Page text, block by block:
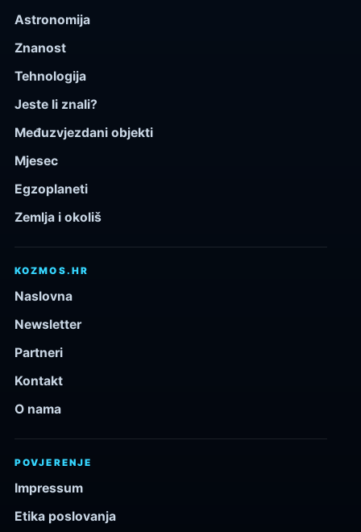
Astronomija
Znanost
Tehnologija
Jeste li znali?
Međuzvjezdani objekti
Mjesec
Egzoplaneti
Zemlja i okoliš
KOZMOS.HR
Naslovna
Newsletter
Partneri
Kontakt
O nama
POVJERENJE
Impressum
Etika poslovanja